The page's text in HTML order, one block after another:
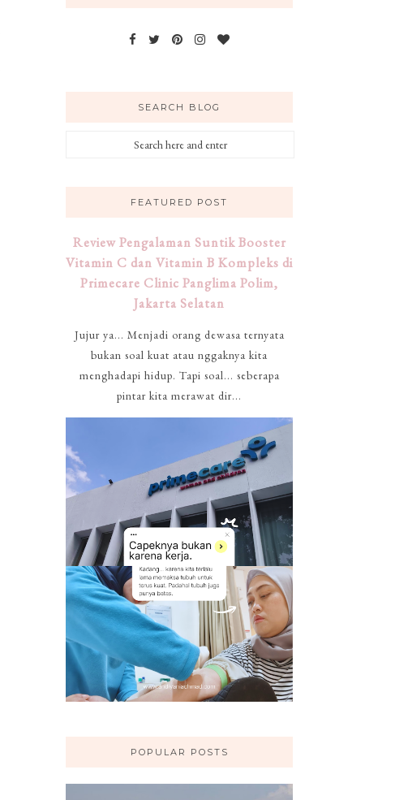
SEARCH BLOG
FEATURED POST
Review Pengalaman Suntik Booster
Vitamin C dan Vitamin B Kompleks di
Primecare Clinic Panglima Polim,
Jakarta Selatan
Jujur ya... Menjadi orang dewasa ternyata
bukan soal kuat atau nggaknya kita
menghadapi hidup. Tapi soal... seberapa
pintar kita merawat dir...
POPULAR POSTS